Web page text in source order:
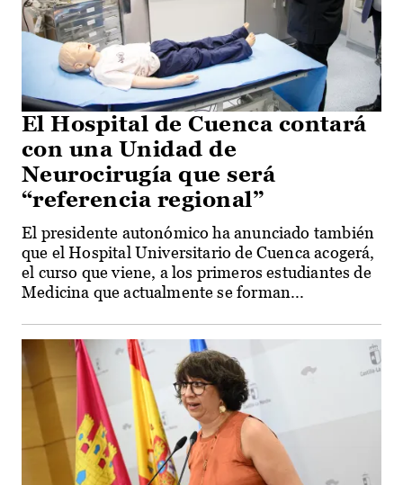
El Hospital de Cuenca contará
con una Unidad de
Neurocirugía que será
“referencia regional”
El presidente autonómico ha anunciado también
que el Hospital Universitario de Cuenca acogerá,
el curso que viene, a los primeros estudiantes de
Medicina que actualmente se forman...